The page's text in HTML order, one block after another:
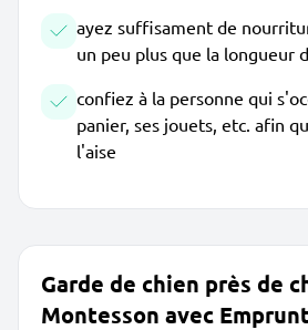
ayez suffisament de
un peu plus que la longueur
confiez à la personne qui
panier, ses jouets, etc. afin
l'aise
Garde de chien près de
Montesson avec